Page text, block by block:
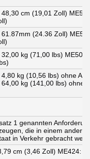
48,30 cm (19,01 Zoll)
61.87mm (24.36 Zoll)
32,00 kg (71,00 lbs)
4,80 kg (10,56 lbs) ohne
64,00 kg (141,00 lbs) ohne
1 genannten
die in einem
in Verkehr gebracht
cm (3,46 Zoll) ME424: